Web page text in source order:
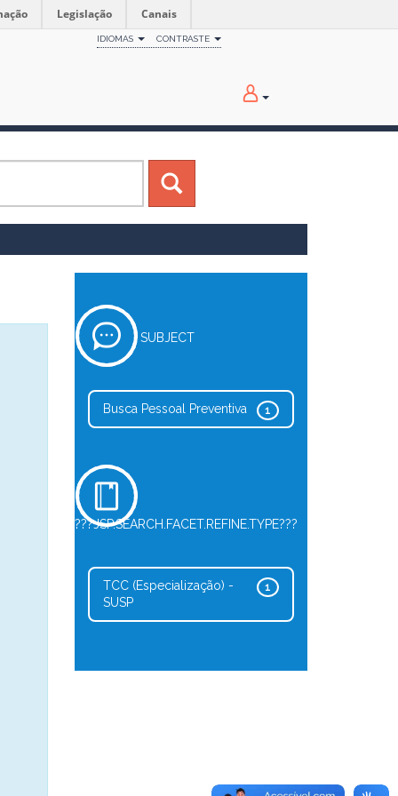
Legislação Canais
IDIOMAS CONTRASTE
SUBJECT
1
Busca Pessoal Preventiva
???JSP.SEARCH.FACET.REFINE.TYPE???
1
TCC (Especialização) -
SUSP